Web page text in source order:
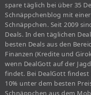
spare täglich bei über 35
Schnäppchenblog mit
Schnäppchen. Seit 2009
Deals. In den täglichen
besten Deals aus den
Finanzen (Kredite und
wenn DealGott auf der
findet. Bei DealGott
10% unter dem besten
Schnäppchen aus dem